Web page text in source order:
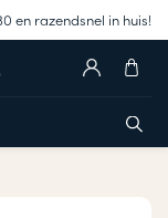
en razendsnel in huis!